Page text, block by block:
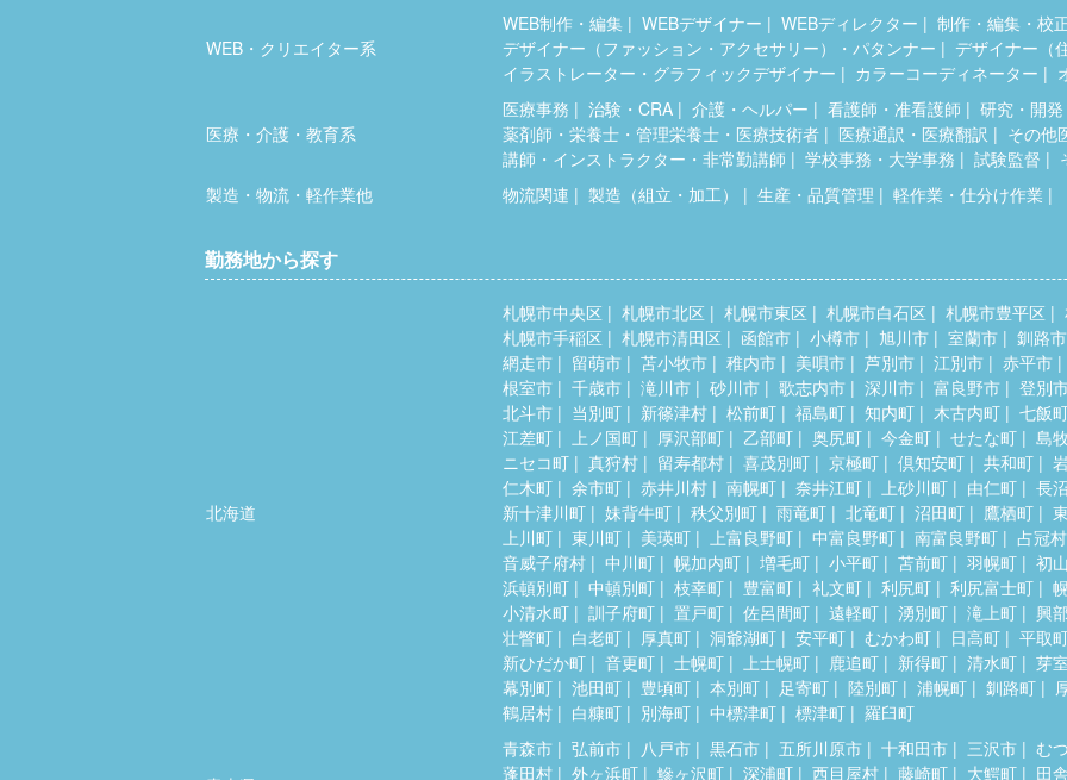
WEB・クリエイター系
WEB制作・編集 WEBデザイナー WEBディレクター
制作・編集・校
デザイナー（ファッション・アクセサリー）・パタンナー
デザイナー（
イラストレーター・グラフィックデザイナー
カラーコーディネーター
医療・介護・教育系
医療事務 治験・CRA 介護・ヘルパー 看護師・准看護師
研究・開
薬剤師・栄養士・管理栄養士・医療技術者
医療通訳・医療翻訳
その他
講師・インストラクター・非常勤講師
学校事務・大学事務 試験監督
製造・物流・軽作業他
物流関連 製造（組立・加工） 生産・品質管理 軽作業・仕分け作業
勤務地から探す
北海道
札幌市中央区 札幌市北区 札幌市東区 札幌市白石区 札幌市豊平区
札幌市手稲区
札幌市清田区 函館市 小樽市 旭川市 室蘭市
釧路市
網走市
留萌市 苫小牧市 稚内市 美唄市 芦別市 江別市
赤平市
根室市
千歳市 滝川市 砂川市 歌志内市 深川市 富良野市
登別
北斗市
当別町 新篠津村 松前町 福島町 知内町 木古内町
七飯
江差町
上ノ国町 厚沢部町 乙部町 奥尻町 今金町 せたな町
島
ニセコ町
真狩村 留寿都村 喜茂別町 京極町 倶知安町 共和町
仁木町
余市町 赤井川村 南幌町 奈井江町 上砂川町 由仁町
長
新十津川町
妹背牛町 秩父別町 雨竜町 北竜町 沼田町 鷹栖町
上川町
東川町 美瑛町 上富良野町 中富良野町 南富良野町
占冠村
音威子府村
中川町 幌加内町 増毛町 小平町 苫前町 羽幌町
初
浜頓別町
中頓別町 枝幸町 豊富町 礼文町 利尻町 利尻富士町
小清水町
訓子府町 置戸町 佐呂間町 遠軽町 湧別町 滝上町
興
壮瞥町
白老町 厚真町 洞爺湖町 安平町 むかわ町 日高町
平取
新ひだか町
音更町 士幌町 上士幌町 鹿追町 新得町 清水町
芽
幕別町
池田町 豊頃町 本別町 足寄町 陸別町 浦幌町 釧路町
鶴居村
白糠町 別海町 中標津町 標津町 羅臼町
青森市 弘前市 八戸市 黒石市 五所川原市 十和田市 三沢市
む
蓬田村
外ヶ浜町 鰺ヶ沢町 深浦町 西目屋村 藤崎町 大鰐町
田